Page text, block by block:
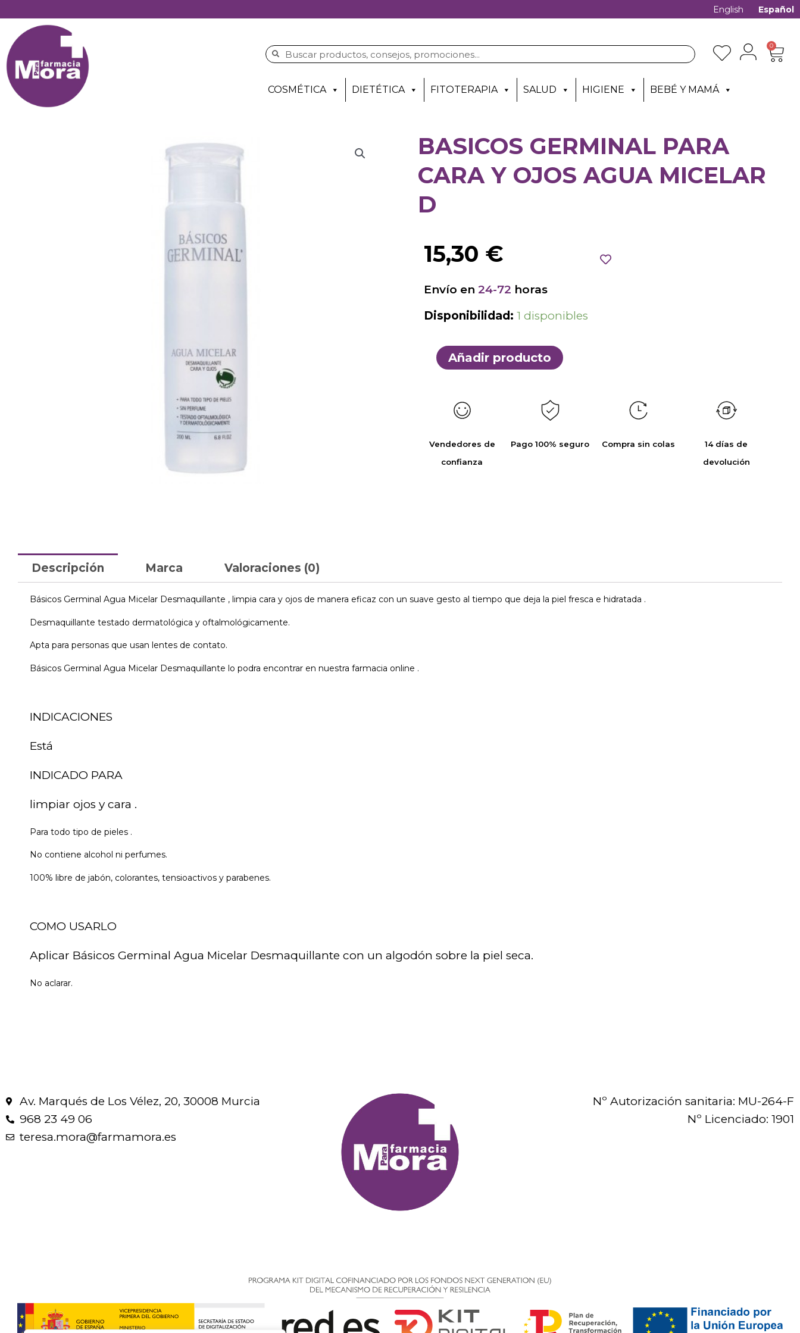
English Español
0
COSMÉTICA DIETÉTICA FITOTERAPIA SALUD HIGIENE BEBÉ Y MAMÁ
BASICOS GERMINAL PARA
CARA Y OJOS AGUA MICELAR
D
15,30 €
Envío en 24-72 horas
Disponibilidad: 1 disponibles
Añadir producto
Vendedores de
confianza
Pago 100% seguro Compra sin colas
14 días de
devolución
Descripción Marca Valoraciones (0)
Básicos Germinal Agua Micelar Desmaquillante , limpia cara y ojos de manera eficaz con un suave gesto al tiempo que deja la piel fresca e hidratada .
Desmaquillante testado dermatológica y oftalmológicamente.
Apta para personas que usan lentes de contato.
Básicos Germinal Agua Micelar Desmaquillante lo podra encontrar en nuestra farmacia online .
INDICACIONES
Está
INDICADO PARA
limpiar ojos y cara .
Para todo tipo de pieles .
No contiene alcohol ni perfumes.
100% libre de jabón, colorantes, tensioactivos y parabenes.
COMO USARLO
Aplicar Básicos Germinal Agua Micelar Desmaquillante con un algodón sobre la piel seca.
No aclarar.
Av. Marqués de Los Vélez, 20, 30008 Murcia
968 23 49 06
teresa.mora@farmamora.es
Nº Autorización sanitaria: MU-264-F
Nº Licenciado: 1901